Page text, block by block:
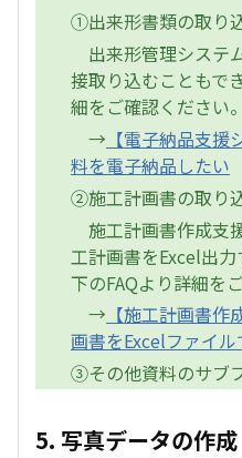
①出来形書類の取り
出来形管理システ
接取り込むこともで
細をご確認ください。
→ 【電子納品支
料を電子納品したい
②施工計画書の取り
施工計画書作成支
工計画書をExcel出
下のFAQより詳細を
→ 【施工計画書
画書をExcelファイ
③その他資料のサブ
5. 写真データの作成